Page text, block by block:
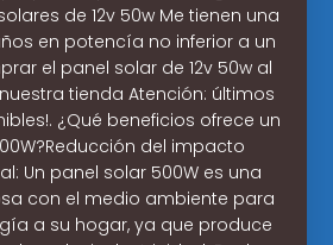
de 12v 50w Me tienen una
en potencía no inferior a un
el panel solar de 12v 50w al
tienda Atención: últimos
¿Qué beneficios ofrece un
del impacto
Un panel solar 500W es una
con el medio ambiente para
a su hogar, ya que produce